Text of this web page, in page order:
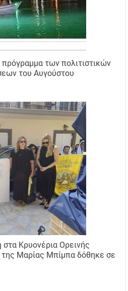
των πολιτιστικών
του Αυγούστου
Κρυονέρια Ορεινής
Μαρίας Μπίμπα δόθηκε σε